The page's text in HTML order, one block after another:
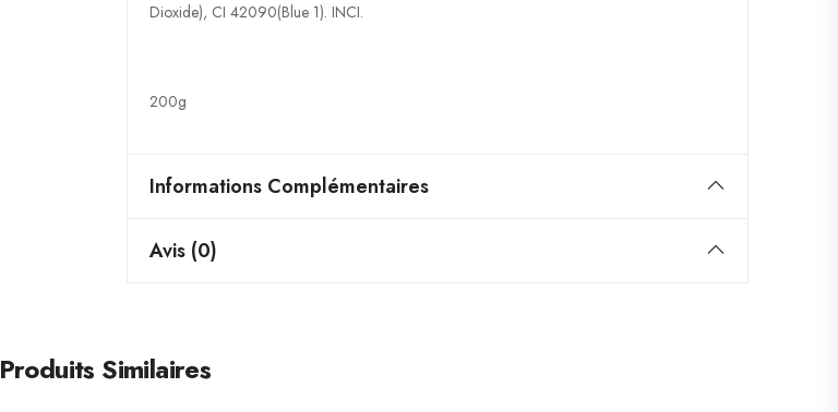
Dioxide), CI 42090(Blue 1). INCI.
200g
Informations Complémentaires
Avis (0)
Produits Similaires